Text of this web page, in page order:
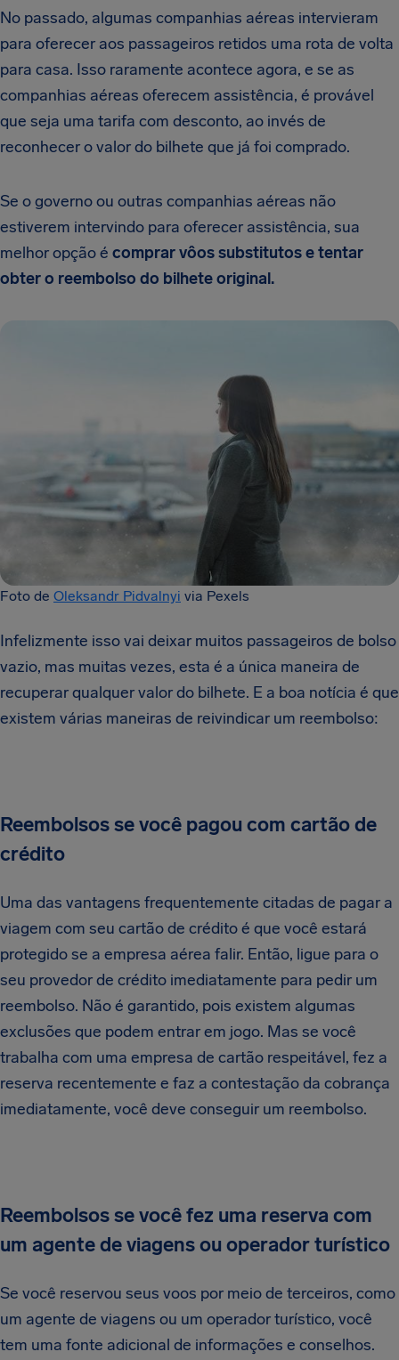
No passado, algumas companhias aéreas intervieram
para oferecer aos passageiros retidos uma rota de volta
para casa. Isso raramente acontece agora, e se as
companhias aéreas oferecem assistência, é provável
que seja uma tarifa com desconto, ao invés de
reconhecer o valor do bilhete que já foi comprado.
Se o governo ou outras companhias aéreas não
estiverem intervindo para oferecer assistência, sua
melhor opção é comprar vôos substitutos e tentar
obter o reembolso do bilhete original.
Foto de Oleksandr Pidvalnyi via Pexels
Infelizmente isso vai deixar muitos passageiros de bolso
vazio, mas muitas vezes, esta é a única maneira de
recuperar qualquer valor do bilhete. E a boa notícia é que
existem várias maneiras de reivindicar um reembolso:
Reembolsos se você pagou com cartão de
crédito
Uma das vantagens frequentemente citadas de pagar a
viagem com seu cartão de crédito é que você estará
protegido se a empresa aérea falir. Então, ligue para o
seu provedor de crédito imediatamente para pedir um
reembolso. Não é garantido, pois existem algumas
exclusões que podem entrar em jogo. Mas se você
trabalha com uma empresa de cartão respeitável, fez a
reserva recentemente e faz a contestação da cobrança
imediatamente, você deve conseguir um reembolso.
Reembolsos se você fez uma reserva com
um agente de viagens ou operador turístico
Se você reservou seus voos por meio de terceiros, como
um agente de viagens ou um operador turístico, você
tem uma fonte adicional de informações e conselhos.